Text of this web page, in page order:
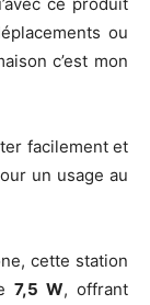
ou
c’est mon
facilement et
un usage au
cette station
7,5 W, offrant